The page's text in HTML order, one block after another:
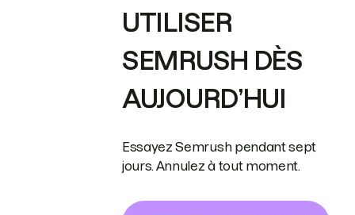
UTILISER
SEMRUSH DÈS
AUJOURD’HUI
Essayez Semrush pendant sept
jours. Annulez à tout moment.